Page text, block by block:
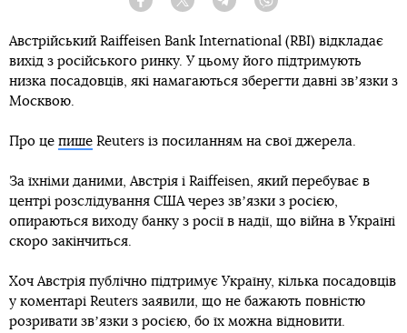
Facebook Twitter Telegram
Австрійський Raiffeisen Bank International (RBI) відкладає
вихід з російського ринку. У цьому його підтримують
низка посадовців, які намагаються зберегти давні звʼязки з
Москвою.
Про це пише Reuters із посиланням на свої джерела.
За їхніми даними, Австрія і Raiffeisen, який перебуває в
центрі розслідування США через звʼязки з росією,
опираються виходу банку з росії в надії, що війна в Україні
скоро закінчиться.
Хоч Австрія публічно підтримує Україну, кілька посадовців
у коментарі Reuters заявили, що не бажають повністю
розривати звʼязки з росією, бо їх можна відновити.